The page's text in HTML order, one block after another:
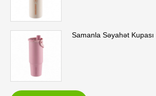
Samanla Səyahət Kupası